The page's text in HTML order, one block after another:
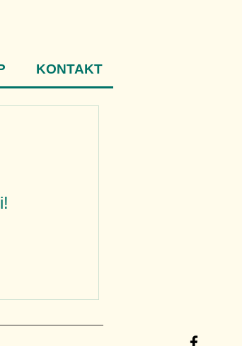
KONTAKT